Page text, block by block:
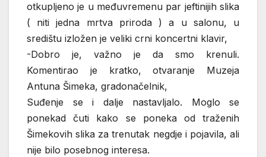
otkupljeno je u međuvremenu par jeftinijih slika
( niti jedna mrtva priroda ) a u salonu, u
središtu izložen je veliki crni koncertni klavir,
-Dobro je, važno je da smo krenuli.
Komentirao je kratko, otvaranje Muzeja
Antuna Šimeka, gradonačelnik,
Suđenje se i dalje nastavljalo. Moglo se
ponekad čuti kako se poneka od traženih
Šimekovih slika za trenutak negdje i pojavila, ali
nije bilo posebnog interesa.